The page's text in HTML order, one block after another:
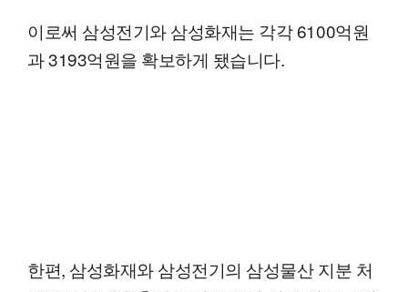
이로써 삼성전기와 삼성화재는 각각 6100억원
과 3193억원을 확보하게 됐습니다.
한편, 삼성화재와 삼성전기의 삼성물산 지분 처